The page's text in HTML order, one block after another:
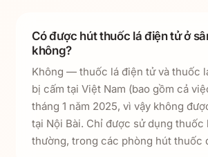
Có được hút thuốc lá điện tử ở
không?
Không — thuốc lá điện tử và thuốc
bị cấm tại Việt Nam (bao gồm cả
tháng 1 năm 2025, vì vậy không
tại Nội Bài. Chỉ được sử dụng thuốc
thường, trong các phòng hút thuốc